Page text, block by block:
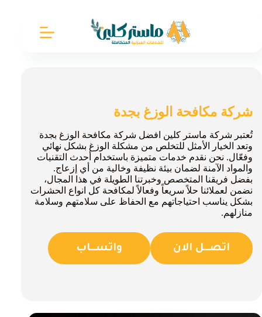
شركة مكافحة الوزغ بجدة
تُعتبر شركة ماستر كلين افضل شركة مكافحة الوزغ بجدة
وتعد الخيار الأمثل للتخلص من مشكلة الوزغ بشكل نهائي
وفعّال. نحن نقدم خدمات متميزة باستخدام أحدث التقنيات
والمواد الآمنة لضمان بيئة نظيفة وخالية من أي إزعاج.
بفضل فريقنا المتخصص وخبرتنا الطويلة في هذا المجال،
نضمن لعملائنا حلاً سريعاً وفعالاً لمكافحة كل انواع الحشرات
بشكل يناسب احتياجاتهم مع الحفاظ على سلامتهم وسلامة
منازلهم.
اتصــل الان واتســاب